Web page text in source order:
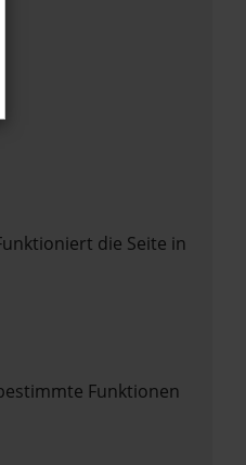
die Seite in
Funktionen